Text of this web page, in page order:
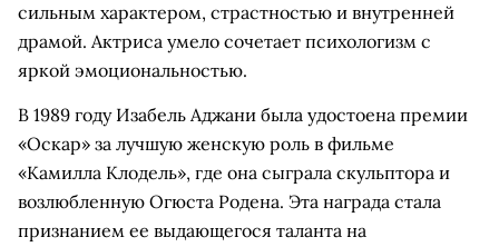
сильным характером, страстностью и внутренней
драмой. Актриса умело сочетает психологизм с
яркой эмоциональностью.
В 1989 году Изабель Аджани была удостоена премии
«Оскар» за лучшую женскую роль в фильме
«Камилла Клодель», где она сыграла скульптора и
возлюбленную Огюста Родена. Эта награда стала
признанием ее выдающегося таланта на